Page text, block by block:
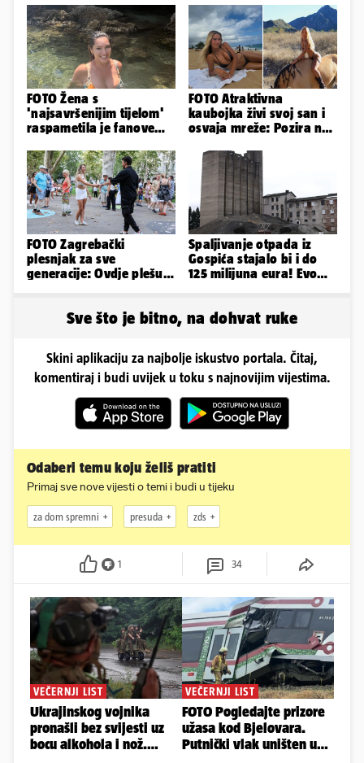
FOTO Žena s
'najsavršenijim tijelom'
raspametila je fanove
plićaka
FOTO Atraktivna
kaubojka živi svoj san i
osvaja mreže: Pozira na
rodeu...
FOTO Zagrebački
plesnjak za sve
generacije: Ovdje plešu
Spaljivanje otpada iz
Gospića stajalo bi i do
125 milijuna eura! Evo
Sve što je bitno, na dohvat ruke
Skini aplikaciju za najbolje iskustvo portala. Čitaj,
komentiraj i budi uvijek u toku s najnovijim vijestima.
Odaberi temu koju želiš pratiti
Primaj sve nove vijesti o temi i budi u tijeku
za dom spremni presuda zds
1 34